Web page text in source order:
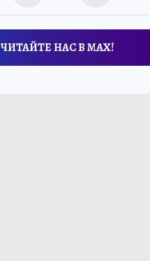
ЧИТАЙТЕ НАС В МАХ!